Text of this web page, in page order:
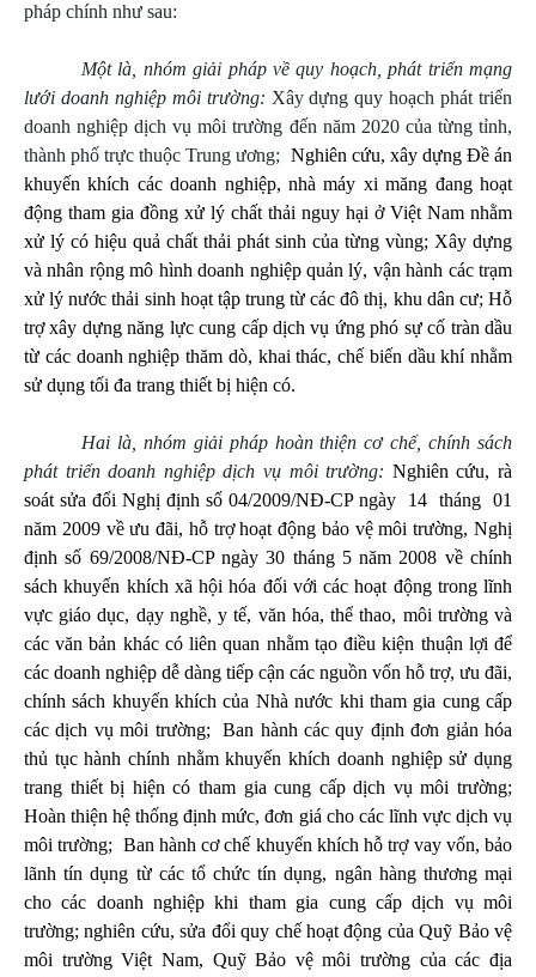
pháp chính như sau:
Một là, nhóm giải pháp về quy hoạch, phát triển mạng
lưới doanh nghiệp môi trường: Xây dựng quy hoạch phát triển
doanh nghiệp dịch vụ môi trường đến năm 2020 của từng tỉnh,
thành phố trực thuộc Trung ương; Nghiên cứu, xây dựng Đề án
khuyến khích các doanh nghiệp, nhà máy xi măng đang hoạt
động tham gia đồng xử lý chất thải nguy hại ở Việt Nam nhằm
xử lý có hiệu quả chất thải phát sinh của từng vùng; Xây dựng
và nhân rộng mô hình doanh nghiệp quản lý, vận hành các trạm
xử lý nước thải sinh hoạt tập trung từ các đô thị, khu dân cư;Hỗ
trợ xây dựng năng lực cung cấp dịch vụ ứng phó sự cố tràn dầu
từ các doanh nghiệp thăm dò, khai thác, chế biến dầu khí nhằm
sử dụng tối đa trang thiết bị hiện có.
Hai là, nhóm giải pháp hoàn thiện cơ chế, chính sách
phát triển doanh nghiệp dịch vụ môi trường: Nghiên cứu, rà
soát sửa đổi Nghị định số 04/2009/NĐ-CP ngày 14 tháng 01
năm 2009 về ưu đãi, hỗ trợ hoạt động bảo vệ môi trường, Nghị
định số 69/2008/NĐ-CP ngày 30 tháng 5 năm 2008 về chính
sách khuyến khích xã hội hóa đối với các hoạt động trong lĩnh
vực giáo dục, dạy nghề, y tế, văn hóa, thể thao, môi trường và
các văn bản khác có liên quan nhằm tạo điều kiện thuận lợi để
các doanh nghiệp dễ dàng tiếp cận các nguồn vốn hỗ trợ, ưu đãi,
chính sách khuyến khích của Nhà nước khi tham gia cung cấp
các dịch vụ môi trường;
Ban hành các quy định đơn giản hóa
thủ tục hành chính nhằm khuyến khích doanh nghiệp sử dụng
trang thiết bị hiện có tham gia cung cấp dịch vụ môi trường;
Hoàn thiện hệ thống định mức, đơn giá cho các lĩnh vực dịch vụ
môi trường; Ban hành cơ chế khuyến khích hỗ trợ vay vốn, bảo
lãnh tín dụng từ các tổ chức tín dụng, ngân hàng thương mại
cho các doanh nghiệp khi tham gia cung cấp dịch vụ môi
trường; nghiên cứu, sửa đổi quy chế hoạt động của Quỹ Bảo vệ
môi trường Việt Nam, Quỹ Bảo vệ môi trường của các địa